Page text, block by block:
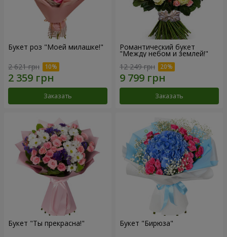
Букет роз "Моей милашке!"
2 621 грн
Заказать
Романтический букет
"Между небом и землей!"
12 249 грн
Заказать
Букет "Ты прекрасна!" Букет "Бирюза"